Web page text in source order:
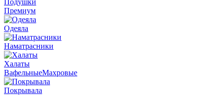
Подушки
Премиум
Одеяла
Наматрасники
Халаты
ВафельныеМахровые
Покрывала